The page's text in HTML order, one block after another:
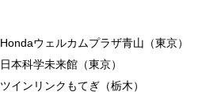
Hondaウェルカムプラザ青山（東京）
日本科学未来館（東京）
ツインリンクもてぎ（栃木）